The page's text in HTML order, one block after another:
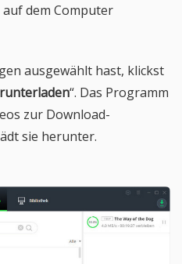
auf dem Computer
ausgewählt hast, klickst
“. Das Programm
zur Download-
sie herunter.